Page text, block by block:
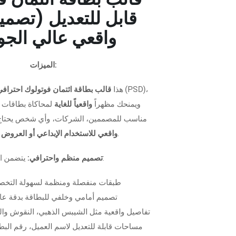
واقعي عالي
الميزات:
هذا قالب بطاقة ائتمان فوتولوك
ويمنحك مظهراً واقعياً للغاية لمحاكاة بطاقات
مناسب للمصممين، الشركات، وأي شخص
واقعي للاستخدام الإبداعي أو.
تصميم منظم واحترافي:يتضمن الملف:
طبقات منفصلة ومنظمة لسهولة
تصميم أمامي وخلفي للبطاقة بدقة
تفاصيل واقعية مثل الشيبس الذهبي، النقوش
مساحات قابلة للتعديل لاسم العميل، رقم